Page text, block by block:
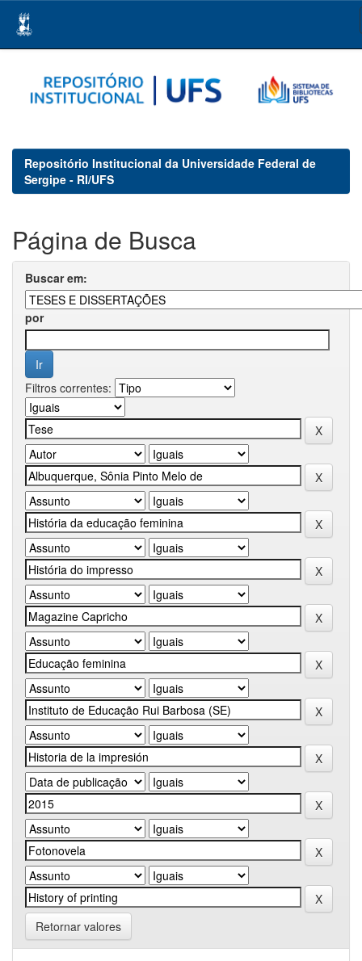
navigation
Repositório Institucional da Universidade Federal de
Sergipe - RI/UFS
Página de Busca
Buscar em:
por
Filtros correntes:
Retornar valores